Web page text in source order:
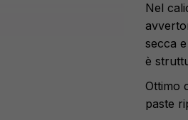
Nel
secca
è
Ottimo
paste